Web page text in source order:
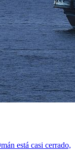
está casi cerrado,